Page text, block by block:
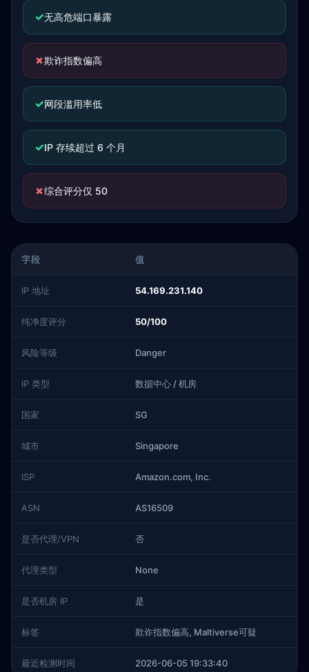
✓无高危端口暴露
✗欺诈指数偏高
✓网段滥用率低
✓IP 存续超过 6 个月
✗综合评分仅 50
字段 值
IP 地址 54.169.231.140
纯净度评分 50/100
风险等级 Danger
IP 类型 数据中心 / 机房
国家 SG
城市 Singapore
ISP Amazon.com, Inc.
ASN AS16509
是否代理/VPN 否
代理类型 None
是否机房 IP 是
标签 欺诈指数偏高, Maltiverse可疑
最近检测时间 2026-06-05 19:33:40